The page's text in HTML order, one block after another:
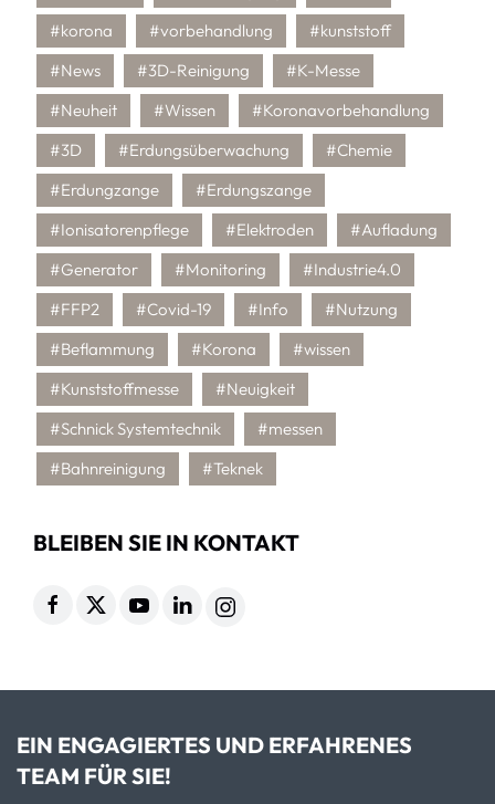
#korona
#vorbehandlung
#kunststoff
#News
#3D-Reinigung
#K-Messe
#Neuheit
#Wissen
#Koronavorbehandlung
#3D
#Erdungsüberwachung
#Chemie
#Erdungzange
#Erdungszange
#Ionisatorenpflege
#Elektroden
#Aufladung
#Generator
#Monitoring
#Industrie4.0
#FFP2
#Covid-19 #Info
#Nutzung
#Beflammung
#Korona
#wissen
#Kunststoffmesse
#Neuigkeit
#Schnick Systemtechnik
#messen
#Bahnreinigung
#Teknek
BLEIBEN SIE IN KONTAKT
EIN ENGAGIERTES UND ERFAHRENES
TEAM FÜR SIE!